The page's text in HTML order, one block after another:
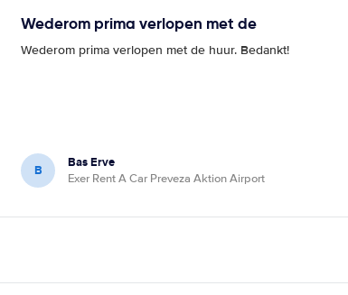
Wederom prima verlopen met de
Wederom prima verlopen met de huur. Bedankt!
B Bas Erve
Exer Rent A Car Preveza Aktion Airport